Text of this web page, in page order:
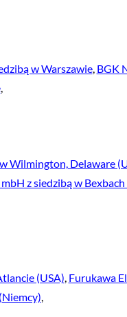
w Warszawie, BGK
,
Wilmington, Delaware
z siedzibą w
(USA), Furukawa
,